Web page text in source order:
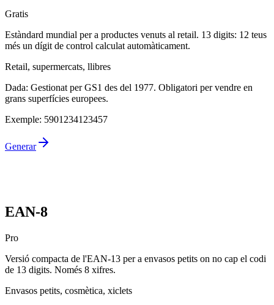
Gratis
Estàndard mundial per a productes venuts al retail. 13 digits: 12 teus
més un dígit de control calculat automàticament.
Retail, supermercats, llibres
Dada: Gestionat per GS1 des del 1977. Obligatori per vendre en
grans superfícies europees.
Exemple: 5901234123457
Generar
EAN-8
Pro
Versió compacta de l'EAN-13 per a envasos petits on no cap el codi
de 13 digits. Només 8 xifres.
Envasos petits, cosmètica, xiclets